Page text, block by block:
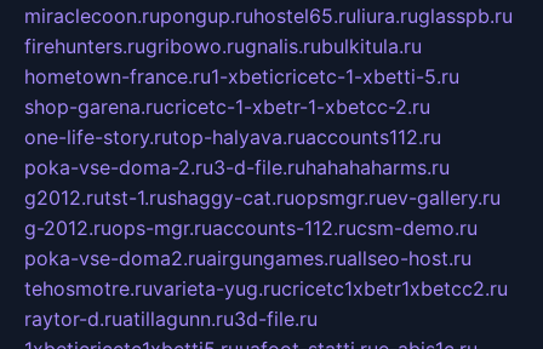
miraclecoon.rupongup.ruhostel65.ruliura.ruglasspb.ru
firehunters.rugribowo.rugnalis.rubulkitula.ru
hometown-france.ru1-xbeticricetc-1-xbetti-5.ru
shop-garena.rucricetc-1-xbetr-1-xbetcc-2.ru
one-life-story.rutop-halyava.ruaccounts112.ru
poka-vse-doma-2.ru3-d-file.ruhahahaharms.ru
g2012.rutst-1.rushaggy-cat.ruopsmgr.ruev-gallery.ru
g-2012.ruops-mgr.ruaccounts-112.rucsm-demo.ru
poka-vse-doma2.ruairgungames.ruallseo-host.ru
tehosmotre.ruvarieta-yug.rucricetc1xbetr1xbetcc2.ru
raytor-d.ruatillagunn.ru3d-file.ru